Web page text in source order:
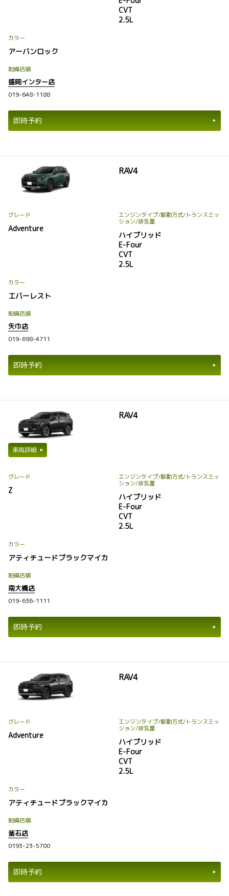
CVT
2.5L
カラー
アーバンロック
配備店舗
盛岡インター店
019-648-1188
即時予約
RAV4
グレード
Adventure
エンジンタイプ/駆動方式/トランスミッ
ション/排気量
ハイブリッド
E-Four
CVT
2.5L
カラー
エバーレスト
配備店舗
矢巾店
019-698-4711
即時予約
RAV4
車両詳細
グレード
Z
エンジンタイプ/駆動方式/トランスミッ
ション/排気量
ハイブリッド
E-Four
CVT
2.5L
カラー
アティチュードブラックマイカ
配備店舗
南大橋店
019-636-1111
即時予約
RAV4
グレード
Adventure
エンジンタイプ/駆動方式/トランスミッ
ション/排気量
ハイブリッド
E-Four
CVT
2.5L
カラー
アティチュードブラックマイカ
配備店舗
釜石店
0193-23-5700
即時予約